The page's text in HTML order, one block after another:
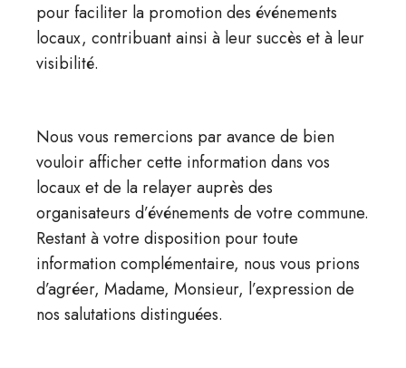
pour faciliter la promotion des événements
locaux, contribuant ainsi à leur succès et à leur
visibilité.
Nous vous remercions par avance de bien
vouloir afficher cette information dans vos
locaux et de la relayer auprès des
organisateurs d’événements de votre commune.
Restant à votre disposition pour toute
information complémentaire, nous vous prions
d’agréer, Madame, Monsieur, l’expression de
nos salutations distinguées.